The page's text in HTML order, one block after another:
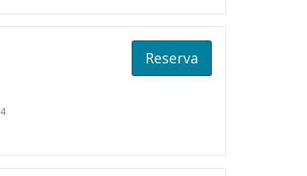
Reserva